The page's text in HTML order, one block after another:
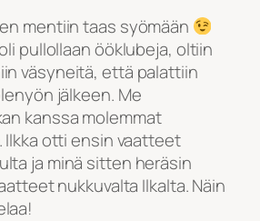
mentiin taas syömään
pullollaan ööklubeja, oltiin
väsyneitä, että palattiin
jälkeen. Me
kanssa molemmat
Ilkka otti ensin vaatteet
ja minä sitten heräsin
nukkuvalta Ilkalta. Näin